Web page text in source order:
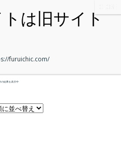
の結果を表示中
furuichic.com/